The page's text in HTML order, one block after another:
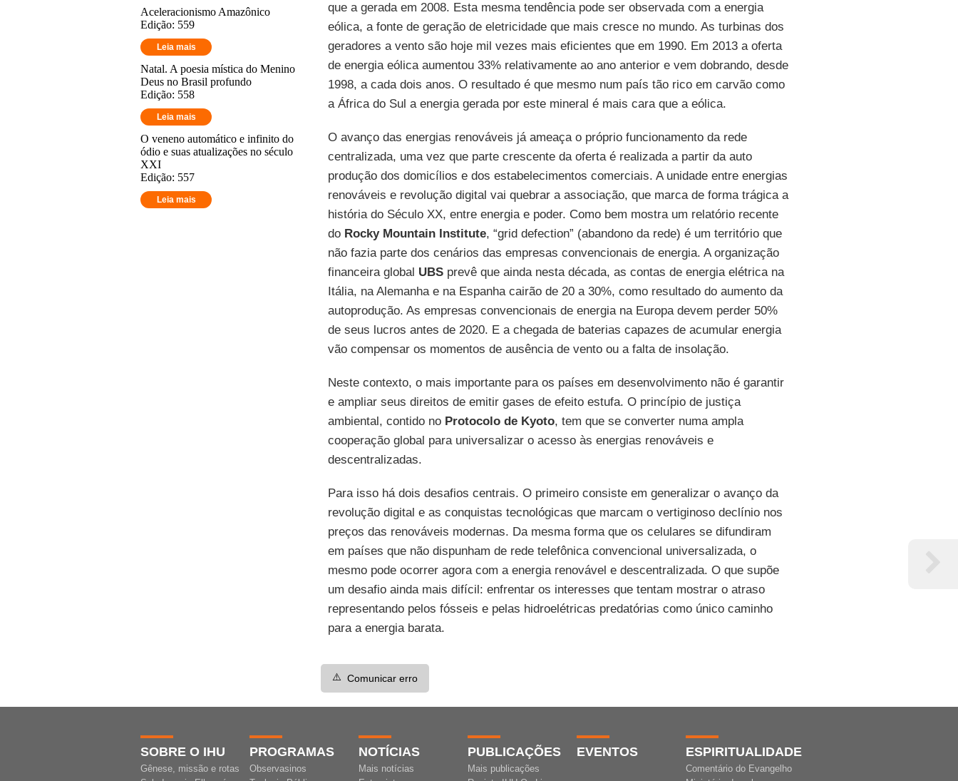
Aceleracionismo Amazônico
Edição: 559
Leia mais
Natal. A poesia mística do Menino
Deus no Brasil profundo
Edição: 558
Leia mais
O veneno automático e infinito do
ódio e suas atualizações no século
XXI
Edição: 557
Leia mais
que a gerada em 2008. Esta mesma tendência pode ser observada com a energia
eólica, a fonte de geração de eletricidade que mais cresce no mundo. As turbinas dos
geradores a vento são hoje mil vezes mais eficientes que em 1990. Em 2013 a oferta
de energia eólica aumentou 33% relativamente ao ano anterior e vem dobrando, desde
1998, a cada dois anos. O resultado é que mesmo num país tão rico em carvão como
a África do Sul a energia gerada por este mineral é mais cara que a eólica.
O avanço das energias renováveis já ameaça o próprio funcionamento da rede
centralizada, uma vez que parte crescente da oferta é realizada a partir da auto
produção dos domicílios e dos estabelecimentos comerciais. A unidade entre energias
renováveis e revolução digital vai quebrar a associação, que marca de forma trágica a
história do Século XX, entre energia e poder. Como bem mostra um relatório recente
do Rocky Mountain Institute, “grid defection” (abandono da rede) é um território que
não fazia parte dos cenários das empresas convencionais de energia. A organização
financeira global UBSprevê que ainda nesta década, as contas de energia elétrica na
Itália, na Alemanha e na Espanha cairão de 20 a 30%, como resultado do aumento da
autoprodução. As empresas convencionais de energia na Europa devem perder 50%
de seus lucros antes de 2020. E a chegada de baterias capazes de acumular energia
vão compensar os momentos de ausência de vento ou a falta de insolação.
Neste contexto, o mais importante para os países em desenvolvimento não é garantir
e ampliar seus direitos de emitir gases de efeito estufa. O princípio de justiça
ambiental, contido no Protocolo de Kyoto, tem que se converter numa ampla
cooperação global para universalizar o acesso às energias renováveis e
descentralizadas.
Para isso há dois desafios centrais. O primeiro consiste em generalizar o avanço da
revolução digital e as conquistas tecnológicas que marcam o vertiginoso declínio nos
preços das renováveis modernas. Da mesma forma que os celulares se difundiram
em países que não dispunham de rede telefônica convencional universalizada, o
mesmo pode ocorrer agora com a energia renovável e descentralizada. O que supõe
um desafio ainda mais difícil: enfrentar os interesses que tentam mostrar o atraso
representando pelos fósseis e pelas hidroelétricas predatórias como único caminho
para a energia barata.
⚠️ Comunicar erro
SOBRE O IHU
Gênese, missão e rotas
PROGRAMAS
Observasinos
NOTÍCIAS
Mais notícias
PUBLICAÇÕES
Mais publicações
EVENTOS ESPIRITUALIDADE
Comentário do Evangelho